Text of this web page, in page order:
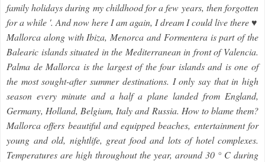
family holidays during my childhood for a few years, then forgotten
for a while '. And now here I am again, I dream I could live there ♥
Mallorca along with Ibiza, Menorca and Formentera is part of the
Balearic islands situated in the Mediterranean in front of Valencia.
Palma de Mallorca is the largest of the four islands and is one of
the most sought-after summer destinations. I only say that in high
season every minute and a half a plane landed from England,
Germany, Holland, Belgium, Italy and Russia. How to blame them?
Mallorca offers beautiful and equipped beaches, entertainment for
young and old, nightlife, great food and lots of hotel complexes.
Temperatures are high throughout the year, around 30 ° C during